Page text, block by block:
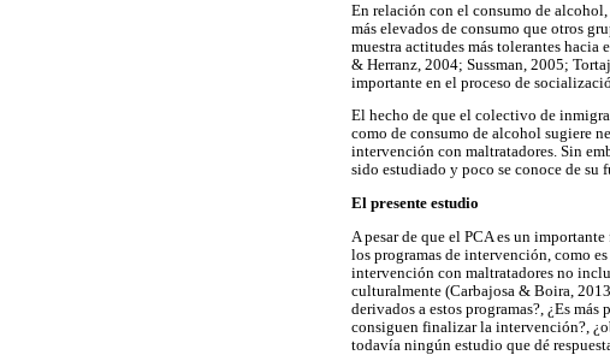
En relación con el consumo de
más elevados de consumo que otros
muestra actitudes más tolerantes
& Herranz, 2004; Sussman, 2005;
importante en el proceso de
El hecho de que el colectivo de
como de consumo de alcohol sugiere
intervención con maltratadores. Sin
sido estudiado y poco se conoce de
El presente estudio
A pesar de que el PCA es un
los programas de intervención, como
intervención con maltratadores no
culturalmente (Carbajosa & Boira,
derivados a estos programas?, ¿Es
consiguen finalizar la intervención?,
todavía ningún estudio que dé